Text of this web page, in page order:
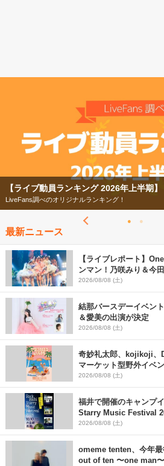
【ライブ動員ランキング 2026年上半期】
LiveFans調べのオリジナルランキング！
最新ニュース
【ライブレポート】
ンマン！乃咲みり＆今
Onephony新体制1st
＞
2026/08/08 (土)
結那バースデーイベン
＆愛美の出演が決定
2026/08/08 (土)
奇妙礼太郎、kojikoji、
マーケット型野外イベ
早割チケット発売開始
2026/08/08 (土)
福井で開催のキャンプ
Starry Music Festival
SCOOBIE DO、かりゆ
2026/08/08 (土)
omeme tenten、今年
out of ten 〜one man